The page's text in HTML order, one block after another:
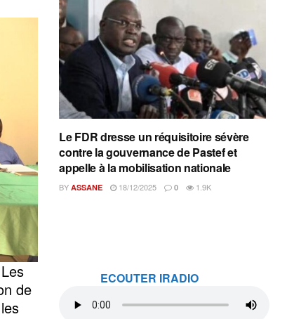
de
Le FDR dresse un réquisitoire sévère
contre la gouvernance de Pastef et
appelle à la mobilisation nationale
BY ASSANE 18/12/2025 0 1.9K
ECOUTER IRADIO